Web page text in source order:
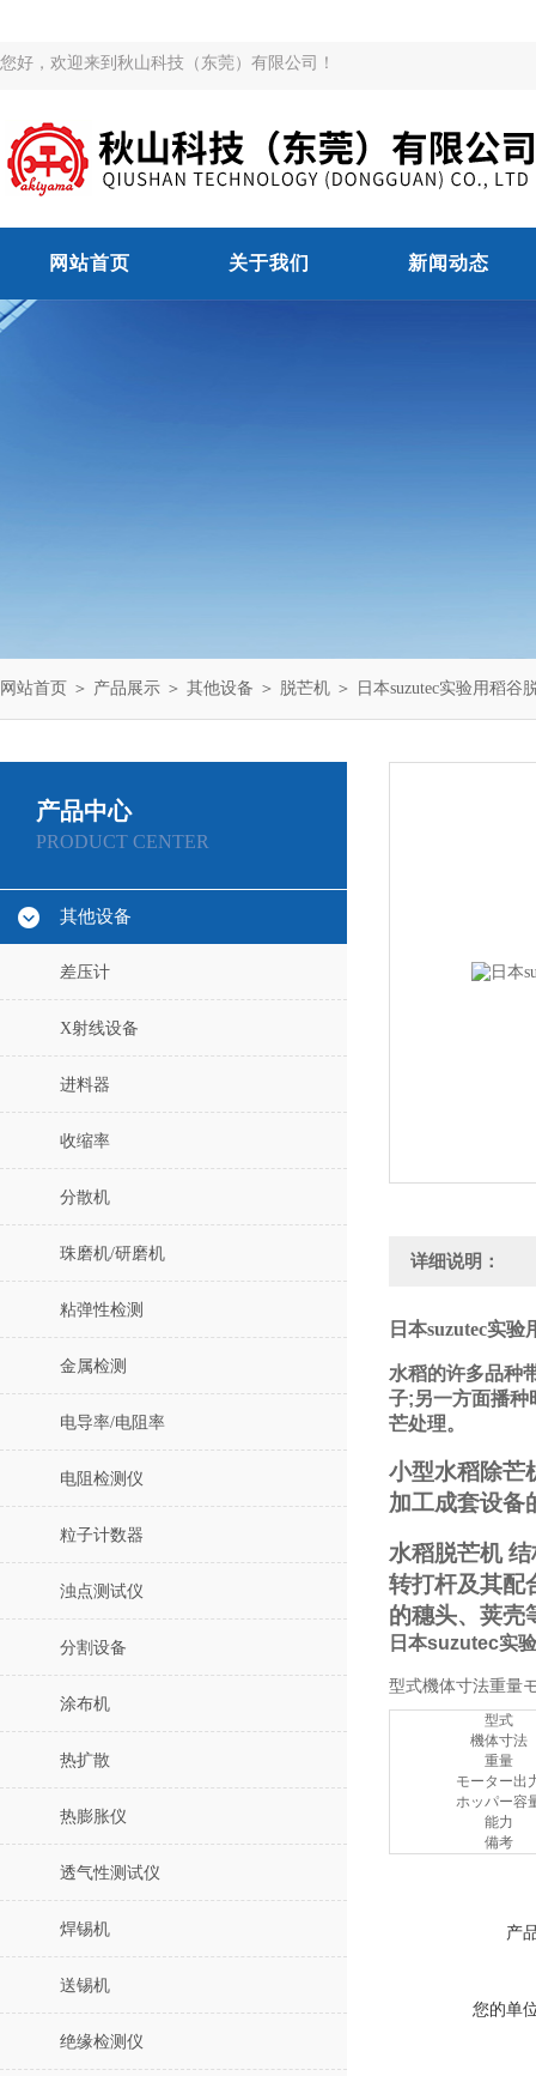
您好，欢迎来到秋山科技（东莞）有限公司！
网站首页 关于我们 新闻动态
网站首页 ＞ 产品展示 ＞ 其他设备 ＞ 脱芒机 ＞ 日本suzutec实验用稻谷
产品中心
PRODUCT CENTER
其他设备
差压计
X射线设备
进料器
收缩率
分散机
珠磨机/研磨机
粘弹性检测
金属检测
电导率/电阻率
电阻检测仪
粒子计数器
浊点测试仪
分割设备
涂布机
热扩散
热膨胀仪
透气性测试仪
焊锡机
送锡机
绝缘检测仪
详细说明：
日本suzutec实
水稻的许多品种
子;另一方面播种
芒处理。
小型水稻除芒
加工成套设备
水稻脱芒机
转打杆及其配
的穗头、荚壳
日本suzutec实
型式機体寸法重量
型式
機体寸法
重量
モーター出
ホッパー容
能力
備考
产
您的单